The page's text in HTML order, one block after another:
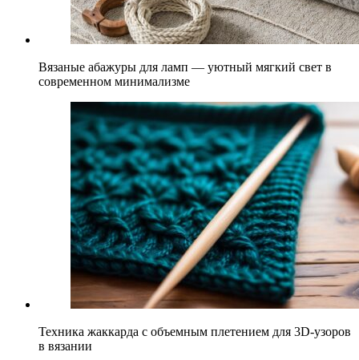
Вязаные абажуры для ламп — уютный мягкий свет в
современном минимализме
Техника жаккарда с объемным плетением для 3D-узоров
в вязании